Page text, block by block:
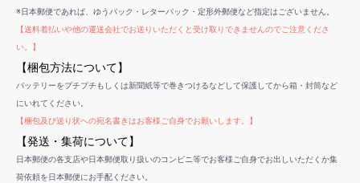
※日本郵便であれば、ゆうパック・レターパック・定形外郵便など指定はございません。
【送料着払いや他の運送会社でお送りいただくと受け取りできませんのでご注意くださ
い。】
【梱包方法について】
バッテリーをプチプチもしくは新聞紙等で巻きつけるなどして保護してから箱・封筒など
にいれてください。
【梱包及び送り状への宛名書きはお客様ご自身でお願いします。】
【発送・集荷について】
日本郵便の各支店や日本郵便取り扱いのコンビニ等でお客様ご自身でお出しいただくか集
荷依頼を日本郵便にお手配ください。